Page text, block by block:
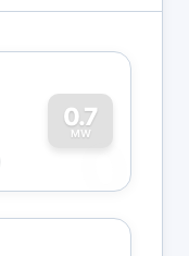
0.7
MW
0